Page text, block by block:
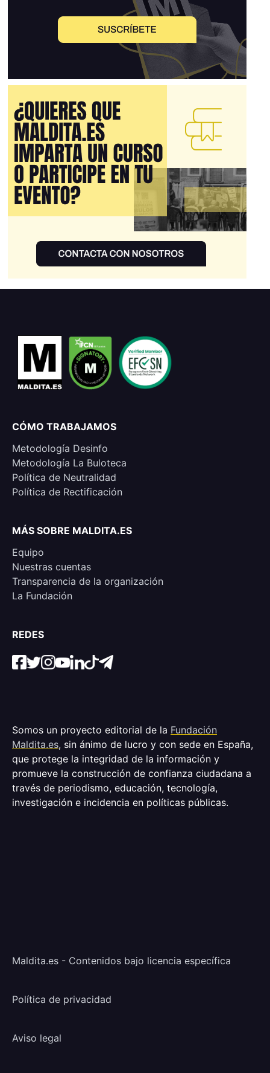
CÓMO TRABAJAMOS
Metodología Desinfo
Metodología La Buloteca
Política de Neutralidad
Política de Rectificación
MÁS SOBRE MALDITA.ES
Equipo
Nuestras cuentas
Transparencia de la organización
La Fundación
REDES
Somos un proyecto editorial de la Fundación
Maldita.es, sin ánimo de lucro y con sede en España,
que protege la integridad de la información y
promueve la construcción de confianza ciudadana a
través de periodismo, educación, tecnología,
investigación e incidencia en políticas públicas.
Maldita.es - Contenidos bajo licencia específica
Política de privacidad
Aviso legal